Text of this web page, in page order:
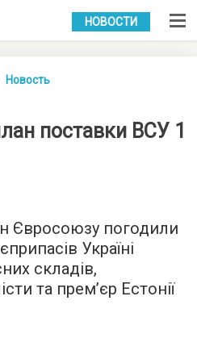
УКР РУС
НОВОСТИ
Новость
поставки ВСУ 1
Євросоюзу погодили
Україні
складів,
та премʼєр Естонії